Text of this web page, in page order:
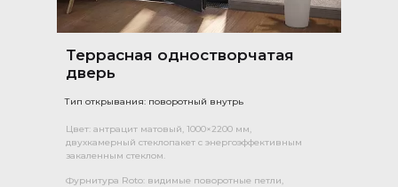
Террасная одностворчатая
дверь
Тип открывания: поворотный внутрь
Цвет: антрацит матовый, 1000×2200 мм,
двухкамерный стеклопакет с энергоэффективным
закаленным стеклом.
Фурнитура Roto: видимые поворотные петли,